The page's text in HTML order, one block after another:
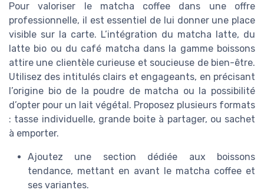
Pour valoriser le matcha coffee dans une offre
professionnelle, il est essentiel de lui donner une place
visible sur la carte. L’intégration du matcha latte, du
latte bio ou du café matcha dans la gamme boissons
attire une clientèle curieuse et soucieuse de bien-être.
Utilisez des intitulés clairs et engageants, en précisant
l’origine bio de la poudre de matcha ou la possibilité
d’opter pour un lait végétal. Proposez plusieurs formats
: tasse individuelle, grande boite à partager, ou sachet
à emporter.
Ajoutez une section dédiée aux boissons
tendance, mettant en avant le matcha coffee et
ses variantes.